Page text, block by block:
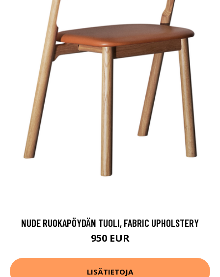
NUDE RUOKAPÖYDÄN TUOLI, FABRIC UPHOLSTERY
950 EUR
LISÄTIETOJA